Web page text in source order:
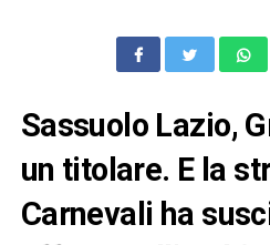
Sassuolo Lazio,
un titolare. E la
Carnevali ha